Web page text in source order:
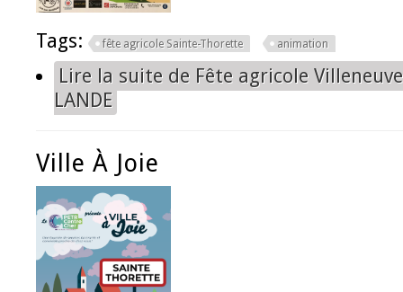
Tags: fête agricole Sainte-Thorette animation
Lire la suite de Fête agricole
LANDE
Ville À Joie